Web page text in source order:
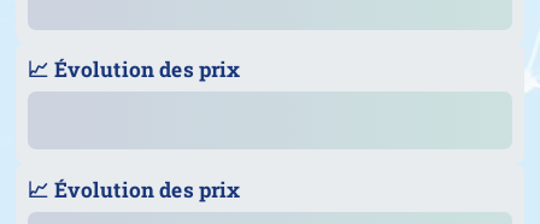
📈 Évolution des prix
📈 Évolution des prix